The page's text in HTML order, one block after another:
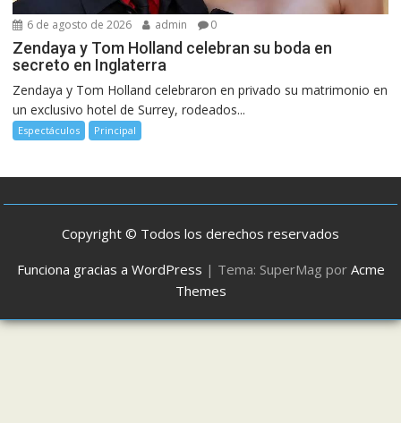
6 de agosto de 2026 admin 0
Zendaya y Tom Holland celebran su boda en
secreto en Inglaterra
Zendaya y Tom Holland celebraron en privado su matrimonio en
un exclusivo hotel de Surrey, rodeados...
Espectáculos Principal
Copyright © Todos los derechos reservados
Funciona gracias a WordPress | Tema: SuperMag por Acme
Themes